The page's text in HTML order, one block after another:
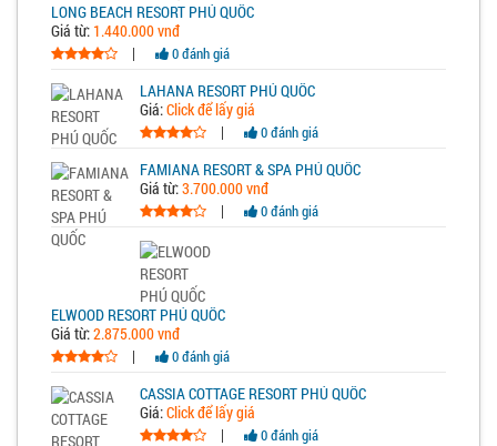
LONG BEACH RESORT PHÚ QUỐC
Giá từ: 1.440.000 vnđ
|
0 đánh giá
LAHANA RESORT PHÚ QUỐC
Giá:Click để lấy giá
|
0 đánh giá
FAMIANA RESORT & SPA PHÚ QUỐC
Giá từ:3.700.000 vnđ
|
0 đánh giá
ELWOOD RESORT PHÚ QUỐC
Giá từ:2.875.000 vnđ
|
0 đánh giá
CASSIA COTTAGE RESORT PHÚ QUỐC
Giá:Click để lấy giá
|
0 đánh giá